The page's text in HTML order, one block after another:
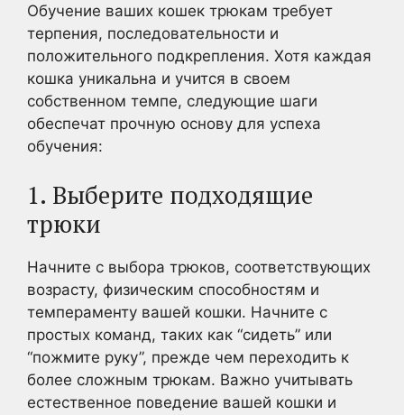
Обучение ваших кошек трюкам требует
терпения, последовательности и
положительного подкрепления. Хотя каждая
кошка уникальна и учится в своем
собственном темпе, следующие шаги
обеспечат прочную основу для успеха
обучения:
1. Выберите подходящие
трюки
Начните с выбора трюков, соответствующих
возрасту, физическим способностям и
темпераменту вашей кошки. Начните с
простых команд, таких как “сидеть” или
“пожмите руку”, прежде чем переходить к
более сложным трюкам. Важно учитывать
естественное поведение вашей кошки и